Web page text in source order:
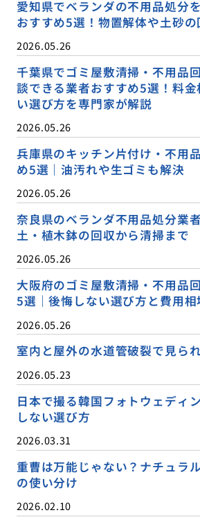
愛知県でベランダの不用品処分
おすすめ5選！物置解体や土砂
2026.05.26
千葉県でゴミ屋敷清掃・不用品
談できる業者おすすめ5選！料
い選び方を専門家が解説
2026.05.26
兵庫県のキッチン片付け・不用
め5選｜油汚れや生ゴミも解決
2026.05.26
奈良県のベランダ不用品処分業
土・植木鉢の回収から清掃まで
2026.05.26
大阪府のゴミ屋敷清掃・不用品
5選｜後悔しない選び方と費用相
2026.05.26
室内と屋外の水道管破裂で見ら
2026.05.23
日本で撮る韓国フォトウェディ
しない選び方
2026.03.31
重曹は万能じゃない？ナチュラ
の使い分け
2026.02.10